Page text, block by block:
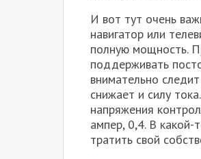
И вот тут очень
навигатор или
полную мощность.
поддерживать
внимательно
снижает и силу
напряжения
ампер, 0,4. В какой-
тратить свой